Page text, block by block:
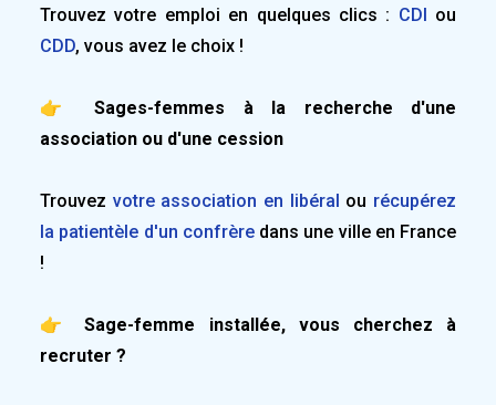
Trouvez votre emploi en quelques clics : CDI ou
CDD, vous avez le choix !
👉 Sages-femmes à la recherche d'une
association ou d'une cession
Trouvez votre association en libéral ou récupérez
la patientèle d'un confrèredans une ville en France
!
👉 Sage-femme installée, vous cherchez à
recruter ?